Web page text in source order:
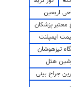
اربعین
پزشکان
ایمپلنت
تیزهوشان
هتل
جراح بینی